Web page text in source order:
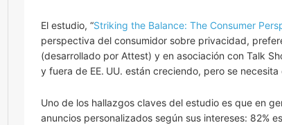
El estudio, “Striking the Balance: The Consumer
perspectiva del consumidor sobre privacidad,
(desarrollado por Attest) y en asociación con Talk
y fuera de EE. UU. están creciendo, pero se necesita
Uno de los hallazgos claves del estudio es que en
anuncios personalizados según sus intereses: 82%